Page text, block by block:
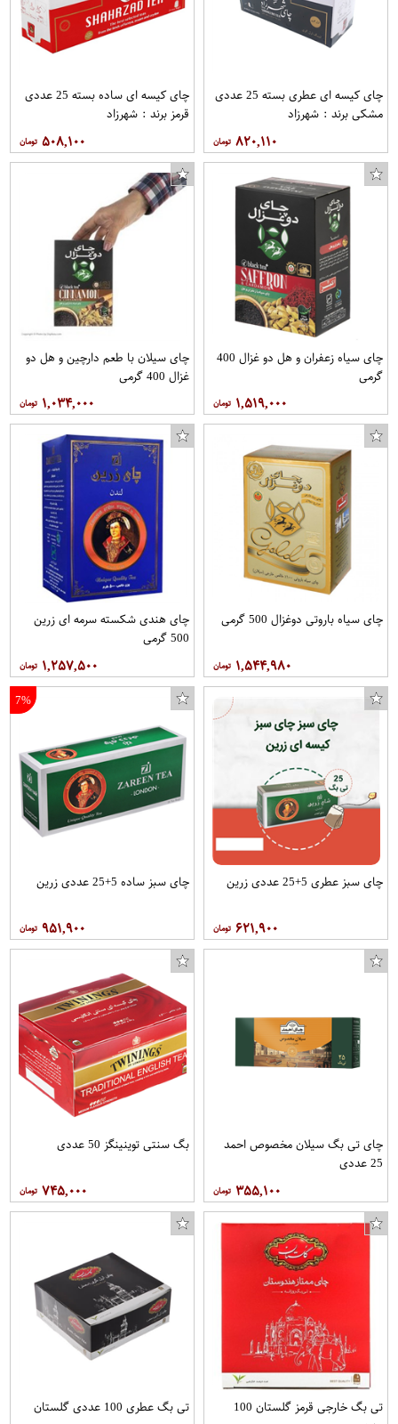
چای کیسه ای عطری بسته 25 عددی
مشکی برند : شهرزاد
۸۲۰,۱۱۰
چای کیسه ای ساده بسته 25 عددی
قرمز برند : شهرزاد
۵۰۸,۱۰۰
چای سیاه زعفران و هل دو غزال 400
گرمی
۱,۵۱۹,۰۰۰
چای سیلان با طعم دارچین و هل دو
غزال 400 گرمی
۱,۰۳۴,۰۰۰
چای سیاه باروتی دوغزال 500 گرمی
۱,۵۴۴,۹۸۰
چای هندی شکسته سرمه ای زرین
500 گرمی
۱,۲۵۷,۵۰۰
چای سبز عطری 5+25 عددی زرین
۶۲۱,۹۰۰
7%
چای سبز ساده 5+25 عددی زرین
۹۵۱,۹۰۰
چای تی بگ سیلان مخصوص احمد
25 عددی
۳۵۵,۱۰۰
بگ سنتی توینینگز 50 عددی
۷۴۵,۰۰۰
تی بگ خارجی قرمز گلستان 100
تی بگ عطری 100 عددی گلستان